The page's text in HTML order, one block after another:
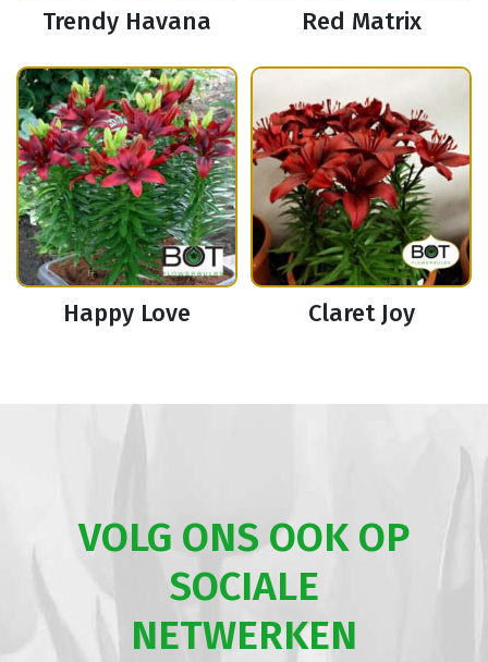
Trendy Havana Red Matrix
Happy Love Claret Joy
VOLG ONS OOK OP
SOCIALE
NETWERKEN